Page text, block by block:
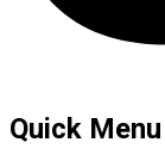
Quick Menu